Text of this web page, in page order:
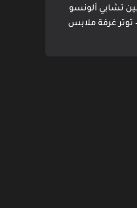
تشابي ألونسو
– توتر غرفة ملابس